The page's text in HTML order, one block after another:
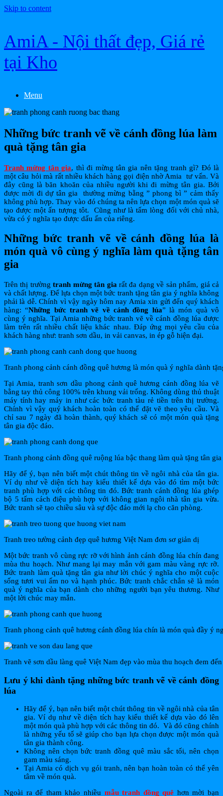
Skip to content
AmiA - Nội thất đẹp, Giá rẻ
tại Kho
Menu
Những bức tranh vẽ về cánh đồng lúa làm
quà tặng tân gia
Tranh mừng tân gia, thì đi mừng tân gia nên tặng tranh gì? Đó là
một câu hỏi mà rất nhiều khách hàng gọi điện nhờ Amia tư vấn. Và
đây cũng là băn khoăn của nhiều người khi đi mừng tân gia. Bởi
được mời đi dự tân gia thường mừng bằng ” phong bì ” cảm thấy
không phù hợp. Thay vào đó chúng ta nên lựa chọn một món quà sẽ
tạo được một ấn tượng tôt. Cũng như là tấm lòng đối với chủ nhà,
vừa có ý nghĩa tạo được dấu ấn của riêng.
Những bức tranh vẽ về cánh đồng lúa là
món quà vô cùng ý nghĩa làm quà tặng tân
gia
Trên thị trườngtranh mừng tân gia rất đa dạng về sản phẩm, giá cả
và chất lượng. Để lựa chọn một bức tranh tặng tân gia ý nghĩa không
phải là dễ. Chính vì vậy ngày hôm nay Amia xin gửi đến quý khách
hàng: “Những bức tranh vẽ về cánh đồng lúa” là món quà vô
cùng ý nghĩa. Tại Amia những bức tranh vẽ về cánh đồng lúa được
làm trên rất nhiều chất liệu khác nhau. Đáp ứng mọi yêu cầu của
khách hàng như: tranh sơn dầu, in vải canvas, in ép gỗ hiện đại.
Tranh phong cảnh cánh đồng quê hương là món quà ý nghĩa dành
Tại Amia, tranh sơn dầu phong cảnh quê hương cánh đồng lúa vẽ
bằng tay thủ công 100% trên khung vải trống. Không dùng thủ thuật
máy tính hay máy in như các bức tranh tàu rẻ tiền trên thị trường.
Chính vì vậy quý khách hoàn toàn có thể đặt vẽ theo yêu cầu. Và
chỉ sau 7 ngày đã hoàn thành, quý khách sẽ có một món quà tặng
tân gia độc đáo.
Tranh phong cảnh đồng quê ruộng lúa bậc thang làm quà tặng tân gia
Hãy để ý, bạn nên biết một chút thông tin về ngôi nhà của tân gia.
Ví dụ như về diện tích hay kiểu thiết kế dựa vào đó tìm một bức
tranh phù hợp với các thông tin đó. Bức tranh cánh đồng lúa ghép
bộ 5 tấm cách điệu phù hợp với không gian ngôi nhà tân gia vừa.
Bức tranh sẽ tạo chiều sâu và sự độc đáo mới lạ cho căn phòng.
Tranh treo tường cảnh đẹp quê hương Việt Nam đơn sơ giản dị
Một bức tranh vô cùng rực rỡ với hình ảnh cánh đồng lúa chín đang
mùa thu hoạch. Như mang lại may mắn với gam màu vàng rực rỡ.
Bức tranh làm quà tặng tân gia như lời chúc ý nghĩa cho một cuộc
sống tươi vui ấm no và hạnh phúc. Bức tranh chắc chắn sẽ là món
quà ý nghĩa của bạn dành cho những người bạn yêu thương. Như
một lời chúc may mắn.
Tranh phong cảnh quê hương cánh đồng lúa chín là món quà đầy ý
Tranh vẽ sơn dầu làng quê Việt Nam đẹp vào mùa thu hoạch đem
Lưu ý khi dành tặng những bức tranh vẽ về cánh đồng
lúa
Hãy để ý, bạn nên biết một chút thông tin về ngôi nhà của tân
gia. Ví dụ như về diện tích hay kiểu thiết kế dựa vào đó lên
một món quà phù hợp với các thông tin đó. Và đó cũng chính
là những yếu tố sẽ giúp cho bạn lựa chọn được một món quà
tân gia thành công.
Không nên chọn bức tranh đồng quê màu sắc tối, nên chọn
gam màu sáng.
Tại Amia có dịch vụ gói tranh, nên bạn hoàn toàn có thể yên
tâm về món quà.
Ngoài ra để tham khảo nhiều mẫu tranh đồng quê hơn mời bạn